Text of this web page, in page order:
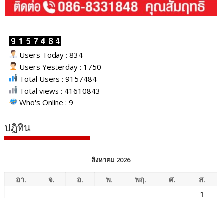
Users Today : 834
Users Yesterday : 1750
Total Users : 9157484
Total views : 41610843
Who's Online : 9
ปฎิทิน
สิงหาคม 2026
อา. จ. อ. พ. พฤ. ศ.
ส.
1